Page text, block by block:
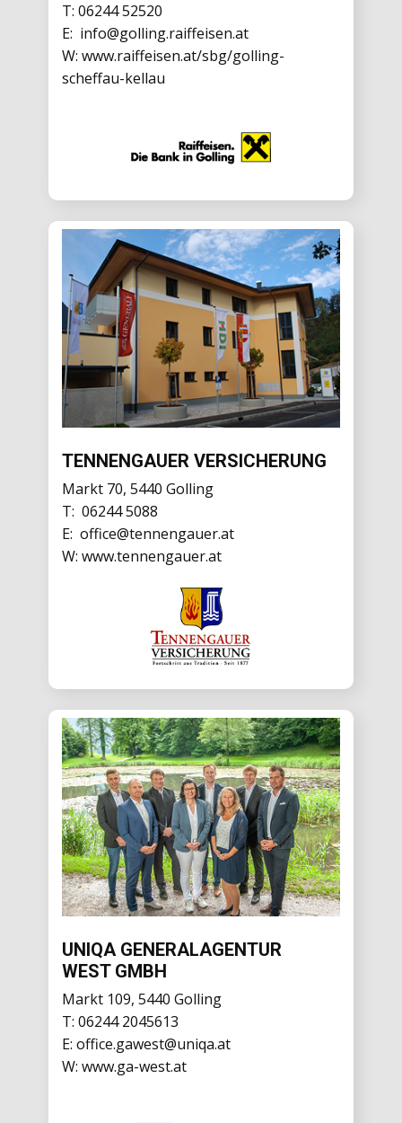
T: 06244 52520
E: info@golling.raiffeisen.at
W: www.raiffeisen.at/sbg/golling-
scheffau-kellau
TENNENGAUER VERSICHERUNG
Markt 70, 5440 Golling
T: 06244 5088
E: office@tennengauer.at
W: www.tennengauer.at
UNIQA GENERALAGENTUR
WEST GMBH
Markt 109, 5440 Golling
T: 06244 2045613
E: office.gawest@uniqa.at
W: www.ga-west.at